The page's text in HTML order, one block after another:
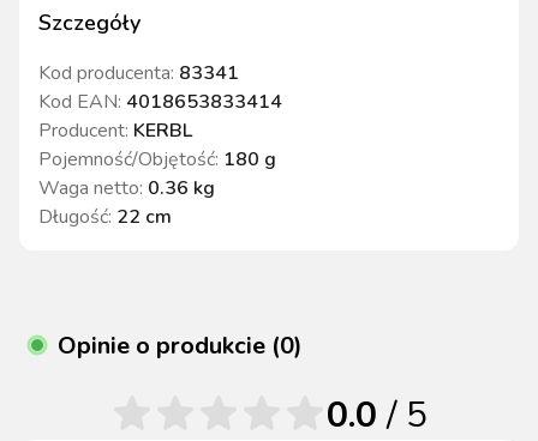
Szczegóły
Kod producenta: 83341
Kod EAN: 4018653833414
Producent: KERBL
Pojemność/Objętość: 180 g
Waga netto: 0.36 kg
Długość: 22 cm
Opinie o produkcie (0)
0.0/ 5